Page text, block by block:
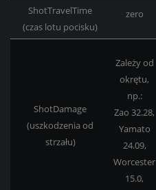
ShotTravelTime
(czas lotu pocisku)
zero
ShotDamage
(uszkodzenia od
strzału)
Zależy od
okrętu,
np.:
Zao 32.28,
Yamato
24.09,
Worcester
15.0,